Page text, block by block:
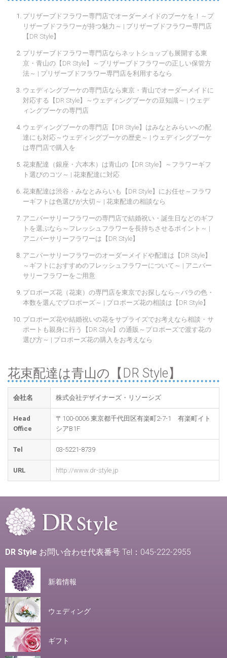
プリザーブドフラワー専門店でオーダーメイドのブーケを！～プ
リザーブドフラワーが持つ魅力～ | プリザーブドフラワー専門店
【DR Style】
プリザーブドフラワー専門店ならネットショップも展開する東
京・青山の【DR Style】～プリザーブドフラワーの正しい保管方
法～ | プリザーブドフラワー専門店を利用するなら
ウェディングブーケの専門店なら東京・青山でオーダーメイドに
対応する【DR Style】～ウェディングブーケの豆知識～ | ウェデ
ィングブーケの専門店
ウェディングブーケの専門店【DR Style】はみなとみらいへの配
達にも対応～ウェディングブーケの歴史～ | ウェディングブーケ
は専門店で購入を
花束配達（銀座・六本木）は青山の【DR Style】～フラワーギフ
ト選びのコツ～ | 花束配達に対応
花束配達は渋谷・みなとみらいも【DR Style】にお任せ～フラワ
ーギフトは色選びが大切～ | 花束配達の相談なら
アニバーサリーフラワーの専門店で結婚祝い・誕生日などのギフ
トを選ぶなら～フレッシュフラワーを長持ちさせるポイント～ |
アニバーサリーフラワーは【DR Style】
アニバーサリーフラワーのオーダーメイドや配達は【DR Style】
～ギフトにおすすめのフレッシュフラワーについて～ | アニバー
サリーフラワーをご用意
プロポーズ花（花束）の専門店を東京でお探しなら～バラの色・
本数を選んでプロポーズ～ | プロポーズ花の相談は【DR Style】
プロポーズ花や結婚祝いの花をサプライズでお考えなら相談・サ
ポートも親身に行う【DR Style】の通販～プロポーズで渡す花の
選び方～ | プロポーズ花の購入をお考えなら
花束配達は青山の【DR Style】
会社名 株式会社デザイナーズ・リソーシズ
Head
Office
〒100-0006 東京都千代田区有楽町2-7-1 有楽町イト
シアB1F
Tel 03-5221-8739
URL http://www.dr-style.jp
DR Style お問い合わせ代表番号 Tel：045-222-2955
新着情報
ウェディング
ギフト